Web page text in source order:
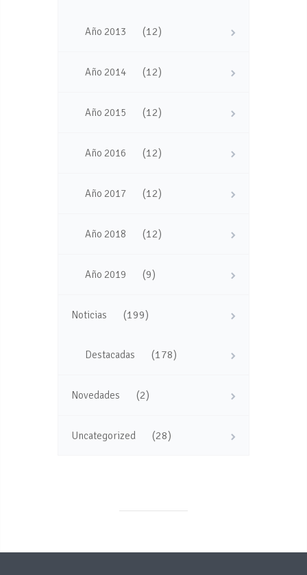
Año 2013 (12)
Año 2014 (12)
Año 2015 (12)
Año 2016 (12)
Año 2017 (12)
Año 2018 (12)
Año 2019 (9)
Noticias (199)
Destacadas (178)
Novedades (2)
Uncategorized (28)